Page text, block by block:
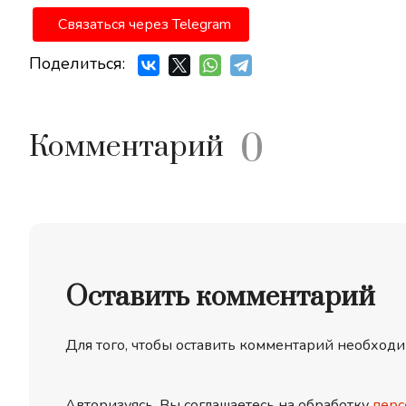
Связаться через Telegram
Поделиться:
Комментарий 0
Оставить комментарий
Для того, чтобы оставить комментарий